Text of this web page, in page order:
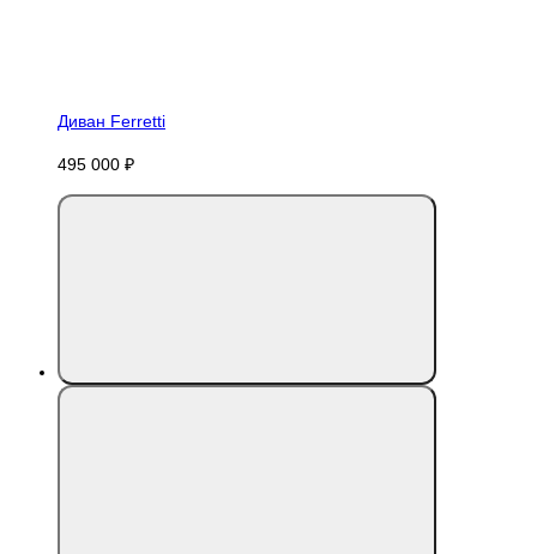
Диван Ferretti
495 000 ₽